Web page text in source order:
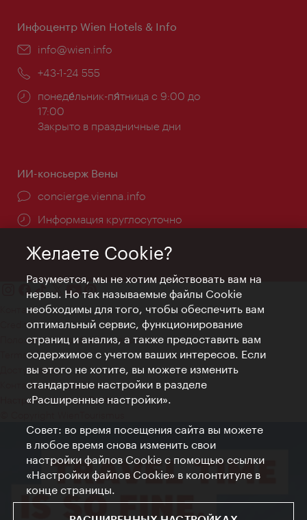
Инфоцентр Wien Hotels & Info
Эл.
info@wien.info
Телефон:
+43-1-24 555
Часы
работы:
понеде́льник-пя́тница с 9:00 до
17:00
Закрыто в праздничные дни
ИИ-консьерж Вены
concierge.vienna.info
Информация круглосуточно
Контакт
Credits
Положение о конфиденциальности
Terms of Use
Доступность
Контакты для прессы
Настройки файлов Cookie
Желаете Cookie?
Разумеется, мы не хотим действовать вам на
нервы. Но так называемые файлы Cookie
необходимы для того, чтобы обеспечить вам
оптимальный сервис, функционирование
страниц и анализ, а также предоставить вам
содержимое с учетом ваших интересов. Если
вы этого не хотите, вы можете изменить
стандартные настройки в разделе
«Расширенные настройки».
Совет: во время посещения сайта вы можете
в любое время снова изменить свои
настройки файлов Cookie с помощью ссылки
«Настройки файлов Cookie» в колонтитуле в
конце страницы.